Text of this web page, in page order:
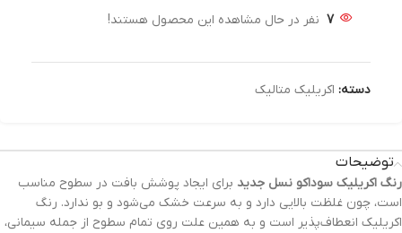
7 نفر در حال مشاهده این محصول هستند!
دسته: اکریلیک متالیک
توضیحات
رنگ‌ اکریلیک سوداکو نسل جدید برای ایجاد پوشش بافت در سطوح مناسب
است، چون غلظت بالایی دارد و به سرعت خشک می‌شود و بو ندارد. رنگ
اکریلیک انعطاف‌پذیر است و به همین علت روی تمام سطوح از جمله سیمانی،